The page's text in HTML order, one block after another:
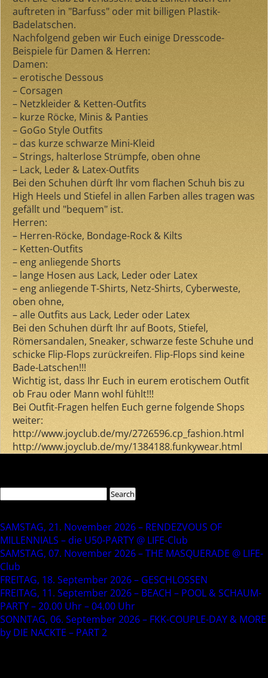
auftreten in "Barfuss" oder mit billigen Plastik-
Badelatschen.
Nachfolgend geben wir Euch einige Dresscode-
Beispiele für Damen & Herren:
Damen:
– erotische Dessous
– Corsagen
– Netzkleider & Ketten-Outfits
– kurze Röcke, Minis & Panties
– GoGo Style Outfits
– das kurze schwarze Mini-Kleid
– Strings, halterlose Strümpfe, oben ohne
– Lack, Leder & Latex-Outfits
Bei den Schuhen dürft Ihr vom flachen Schuh bis zu
High Heels und Stiefel in allen Farben alles tragen was
gefällt und "bequem" ist.
Herren:
– Herren-Röcke, Bondage-Rock & Kilts
– Ketten-Outfits
– eng anliegende Shorts
– lange Hosen aus Lack, Leder oder Latex
– eng anliegende T-Shirts, Netz-Shirts, Cyberweste,
oben ohne,
– alle Outfits aus Lack, Leder oder Latex
Bei den Schuhen dürft Ihr auf Boots, Stiefel,
Römersandalen, Sneaker, schwarze feste Schuhe und
schicke Flip-Flops zurückreifen. Flip-Flops sind keine
Bade-Latschen!!!
Wichtig ist, dass Ihr Euch in eurem erotischem Outfit
ob Frau oder Mann wohl fühlt!!!
Bei Outfit-Fragen helfen Euch gerne folgende Shops
weiter:
http://www.joyclub.de/my/2726596.cp_fashion.html
http://www.joyclub.de/my/1384188.funkywear.html
SAMSTAG, 21. November 2026 – RENDEZVOUS OF
MILLENNIALS – die U50-PARTY @ LIFE-Club
SAMSTAG, 07. November 2026 – THE MASQUERADE @ LIFE-
Club
FREITAG, 18. September 2026 – GESCHLOSSEN
FREITAG, 11. September 2026 – BEACH – POOL & SCHAUM-
PARTY – 20.00 Uhr – 04.00 Uhr
SONNTAG, 06. September 2026 – FKK-COUPLE-DAY & MORE
by DIE NACKTE – PART 2